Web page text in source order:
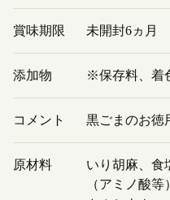
賞味期限 未開封6ヵ月
添加物 ※保存料、着
コメント 黒ごまのお徳
原材料
いり胡麻、食
（アミノ酸